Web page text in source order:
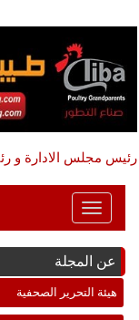
رئيس مجلس الادارة و
Toggle
Navigation
عن المجلة
هيئة التحرير الصحفية